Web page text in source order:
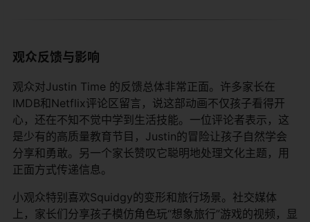
观众反馈与影响
观众对Justin Time 的反馈总体非常正面。许多家长在
IMDB和Netflix评论区留言，说这部动画不仅孩子看得开
心，还在不知不觉中学到生活技能。一位评论者表示，这
是少有的高质量教育节目，Justin的冒险让孩子自然学会
分享和勇敢。另一个家长赞叹它聪明地处理文化主题，用
正面方式传递信息。
小观众特别喜欢Squidgy的变形和旅行场景。社交媒体
上，家长们分享孩子模仿角色玩“想象旅行”游戏的视频，显